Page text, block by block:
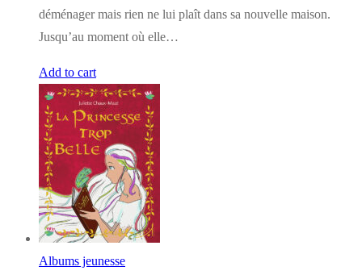
déménager mais rien ne lui plaît dans sa nouvelle maison.
Jusqu’au moment où elle…
Add to cart
Albums jeunesse